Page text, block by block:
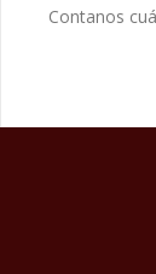
Contanos